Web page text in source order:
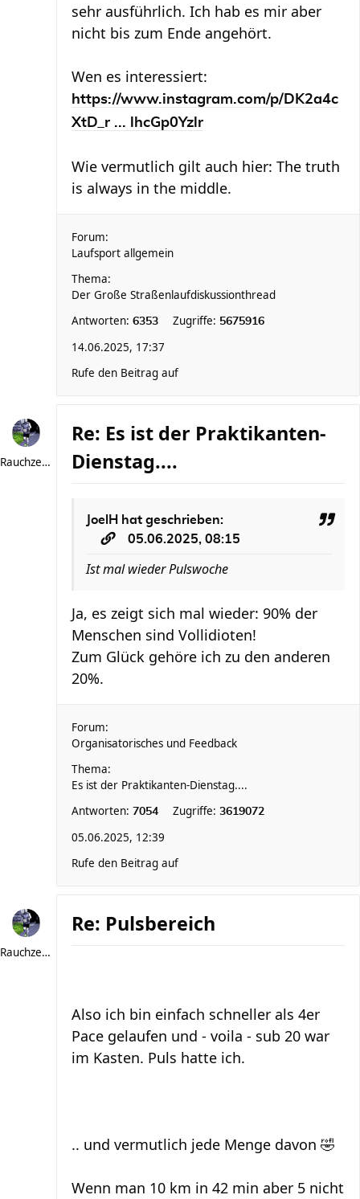
sehr ausführlich. Ich hab es mir aber
nicht bis zum Ende angehört.
Wen es interessiert:
https://www.instagram.com/p/DK2a4c
XtD_r ... lhcGp0Yzlr
Wie vermutlich gilt auch hier: The truth
is always in the middle.
Forum:
Laufsport allgemein
Thema:
Der Große Straßenlaufdiskussionthread
Antworten: 6353 Zugriffe: 5675916
14.06.2025, 17:37
Rufe den Beitrag auf
Rauchzeichen
Re: Es ist der Praktikanten-
Dienstag....
JoelH hat geschrieben:
05.06.2025, 08:15
Ist mal wieder Pulswoche
Ja, es zeigt sich mal wieder: 90% der
Menschen sind Vollidioten!
Zum Glück gehöre ich zu den anderen
20%.
Forum:
Organisatorisches und Feedback
Thema:
Es ist der Praktikanten-Dienstag....
Antworten: 7054 Zugriffe: 3619072
05.06.2025, 12:39
Rufe den Beitrag auf
Rauchzeichen
Re: Pulsbereich
Also ich bin einfach schneller als 4er
Pace gelaufen und - voila - sub 20 war
im Kasten. Puls hatte ich.
.. und vermutlich jede Menge davon 🤣
Wenn man 10 km in 42 min aber 5 nicht